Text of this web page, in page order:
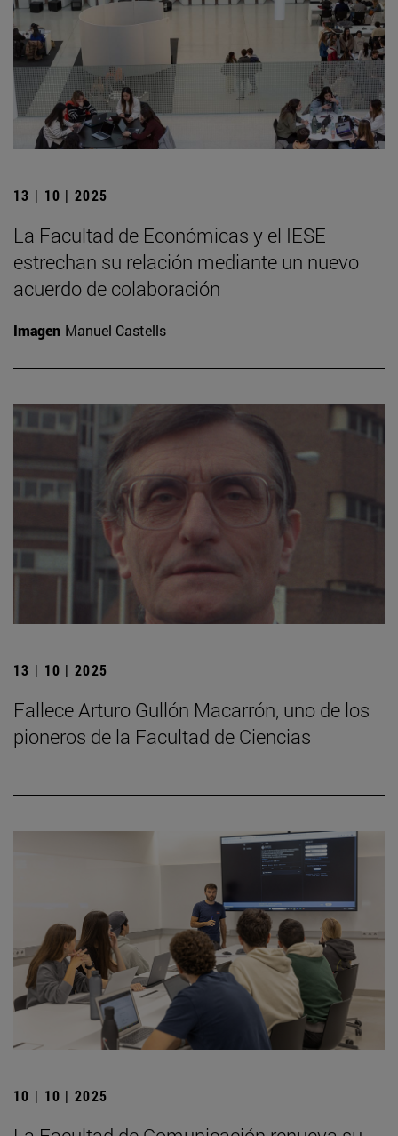
13 | 10 | 2025
La Facultad de Económicas y el IESE
estrechan su relación mediante un nuevo
acuerdo de colaboración
Imagen Manuel Castells
13 | 10 | 2025
Fallece Arturo Gullón Macarrón, uno de los
pioneros de la Facultad de Ciencias
10 | 10 | 2025